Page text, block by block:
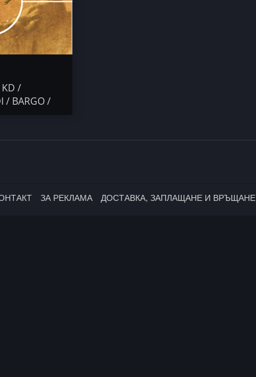
KD /
/ BARGO /
ЗА РЕКЛАМА ДОСТАВКА, ЗАПЛАЩАНЕ И ВРЪЩАНЕ